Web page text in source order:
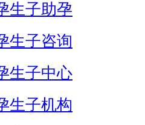
生子助孕
生子咨询
生子中心
生子机构